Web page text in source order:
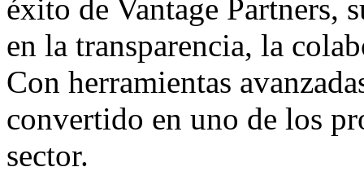
éxito de Vantage Partners,
en la transparencia, la
Con herramientas
convertido en uno de los
sector.